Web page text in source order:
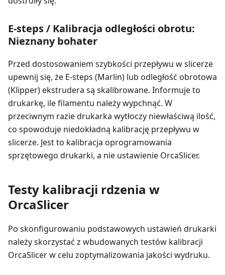
E-steps / Kalibracja odległości obrotu:
Nieznany bohater
Przed dostosowaniem szybkości przepływu w slicerze
upewnij się, że E-steps (Marlin) lub odległość obrotowa
(Klipper) ekstrudera są skalibrowane. Informuje to
drukarkę, ile filamentu należy wypchnąć. W
przeciwnym razie drukarka wytłoczy niewłaściwą ilość,
co spowoduje niedokładną kalibrację przepływu w
slicerze. Jest to kalibracja oprogramowania
sprzętowego drukarki, a nie ustawienie OrcaSlicer.
Testy kalibracji rdzenia w
OrcaSlicer
Po skonfigurowaniu podstawowych ustawień drukarki
należy skorzystać z wbudowanych testów kalibracji
OrcaSlicer w celu zoptymalizowania jakości wydruku.